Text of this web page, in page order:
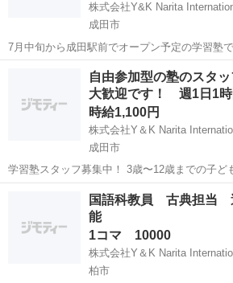
株式会社Y&K Narita
成田市
7月中旬から成田駅前でオープン予定の学習塾
す。 ☆主な業務☆ 学習計画カリキュラム作成
生徒の管理 など ☆求める人材☆ 小中学校での
塾講師 フリースクール
自由参加型の塾のスタ
大歓迎です！ 週1日1時
時給1,100円
株式会社Y＆K Narita
成田市
学習塾スタッフ募集中！ 3歳〜12歳までの子どもに算数などを教える
塾でのスタッフ 塾のコンセプト 自由参加型の
好きな時に来て好きな時に帰るスタイルです
成田市 塾講師 スタッフ
国語科教員 古典担当
能
1コマ 10000
株式会社Y＆K Narita
柏市